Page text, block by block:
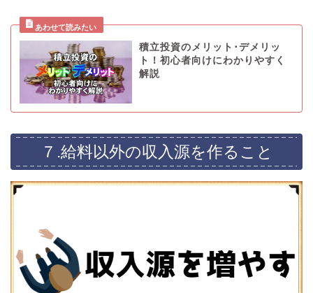
積立投資のメリット･デメリッ
ト！初心者向けにわかりやすく
解説
７.給料以外の収入源を作ること